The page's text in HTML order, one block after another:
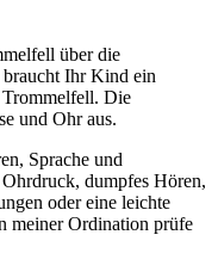
über die
Ihr Kind ein
Die
und Ohr aus.
Sprache und
dumpfes Hören,
oder eine leichte
meiner Ordination prüfe